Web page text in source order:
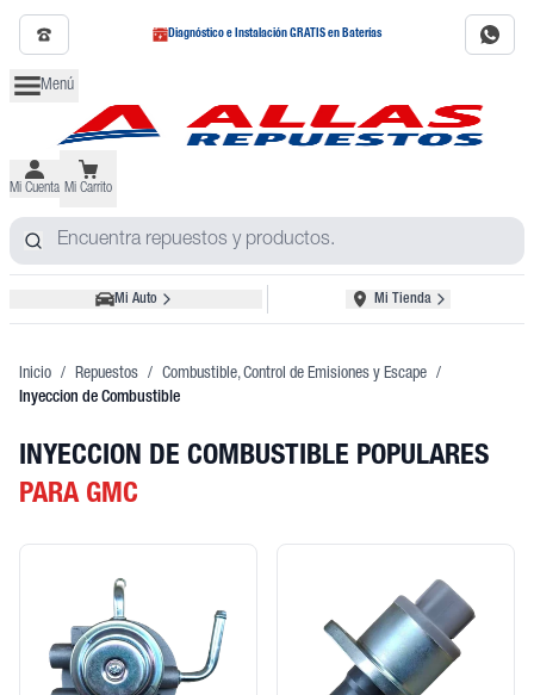
Diagnóstico e Instalación GRATIS en Baterías
Menú
Mi Cuenta Mi Carrito
Mi Auto Mi Tienda
Inicio / Repuestos / Combustible, Control de Emisiones y Escape /
Inyeccion de Combustible
INYECCION DE COMBUSTIBLE POPULARES
PARA GMC